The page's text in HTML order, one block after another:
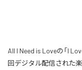
All I Need is Loveの「I
回デジタル配信された楽